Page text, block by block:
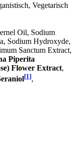
Vegetarisch
Oil, Sodium
Sodium Hydroxyde,
Sanctum Extract,
Piperita
Flower Extract,
[1],